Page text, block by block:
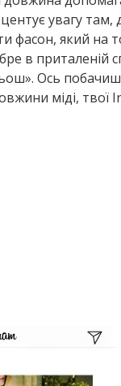
увагу
фасон, який на
в приталеній
Ось
міді, твої